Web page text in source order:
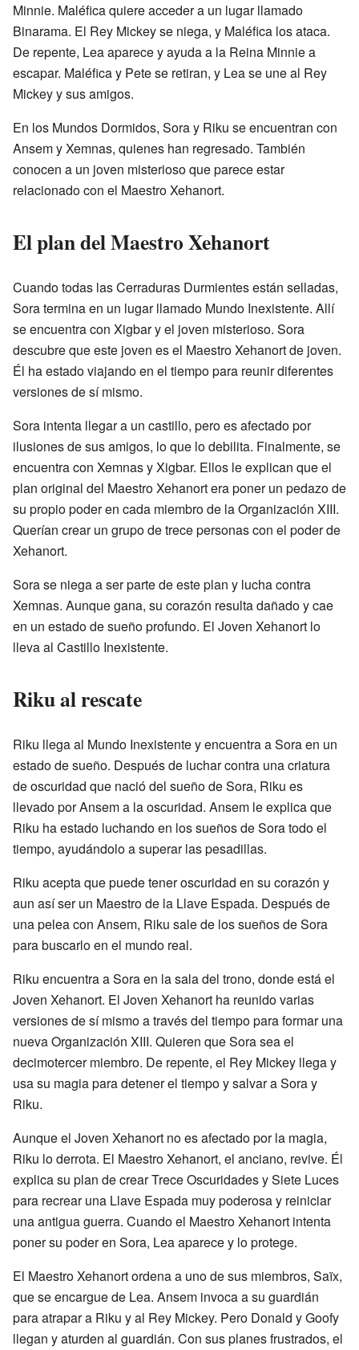
Minnie. Maléfica quiere acceder a un lugar llamado
Binarama. El Rey Mickey se niega, y Maléfica los ataca.
De repente, Lea aparece y ayuda a la Reina Minnie a
escapar. Maléfica y Pete se retiran, y Lea se une al Rey
Mickey y sus amigos.
En los Mundos Dormidos, Sora y Riku se encuentran con
Ansem y Xemnas, quienes han regresado. También
conocen a un joven misterioso que parece estar
relacionado con el Maestro Xehanort.
El plan del Maestro Xehanort
Cuando todas las Cerraduras Durmientes están selladas,
Sora termina en un lugar llamado Mundo Inexistente. Allí
se encuentra con Xigbar y el joven misterioso. Sora
descubre que este joven es el Maestro Xehanort de joven.
Él ha estado viajando en el tiempo para reunir diferentes
versiones de sí mismo.
Sora intenta llegar a un castillo, pero es afectado por
ilusiones de sus amigos, lo que lo debilita. Finalmente, se
encuentra con Xemnas y Xigbar. Ellos le explican que el
plan original del Maestro Xehanort era poner un pedazo de
su propio poder en cada miembro de la Organización XIII.
Querían crear un grupo de trece personas con el poder de
Xehanort.
Sora se niega a ser parte de este plan y lucha contra
Xemnas. Aunque gana, su corazón resulta dañado y cae
en un estado de sueño profundo. El Joven Xehanort lo
lleva al Castillo Inexistente.
Riku al rescate
Riku llega al Mundo Inexistente y encuentra a Sora en un
estado de sueño. Después de luchar contra una criatura
de oscuridad que nació del sueño de Sora, Riku es
llevado por Ansem a la oscuridad. Ansem le explica que
Riku ha estado luchando en los sueños de Sora todo el
tiempo, ayudándolo a superar las pesadillas.
Riku acepta que puede tener oscuridad en su corazón y
aun así ser un Maestro de la Llave Espada. Después de
una pelea con Ansem, Riku sale de los sueños de Sora
para buscarlo en el mundo real.
Riku encuentra a Sora en la sala del trono, donde está el
Joven Xehanort. El Joven Xehanort ha reunido varias
versiones de sí mismo a través del tiempo para formar una
nueva Organización XIII. Quieren que Sora sea el
decimotercer miembro. De repente, el Rey Mickey llega y
usa su magia para detener el tiempo y salvar a Sora y
Riku.
Aunque el Joven Xehanort no es afectado por la magia,
Riku lo derrota. El Maestro Xehanort, el anciano, revive. Él
explica su plan de crear Trece Oscuridades y Siete Luces
para recrear una Llave Espada muy poderosa y reiniciar
una antigua guerra. Cuando el Maestro Xehanort intenta
poner su poder en Sora, Lea aparece y lo protege.
El Maestro Xehanort ordena a uno de sus miembros, Saïx,
que se encargue de Lea. Ansem invoca a su guardián
para atrapar a Riku y al Rey Mickey. Pero Donald y Goofy
llegan y aturden al guardián. Con sus planes frustrados, el